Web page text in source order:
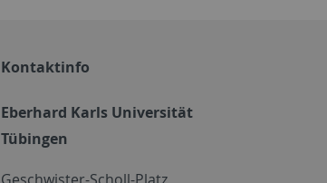
Kontaktinfo
Eberhard Karls Universität
Tübingen